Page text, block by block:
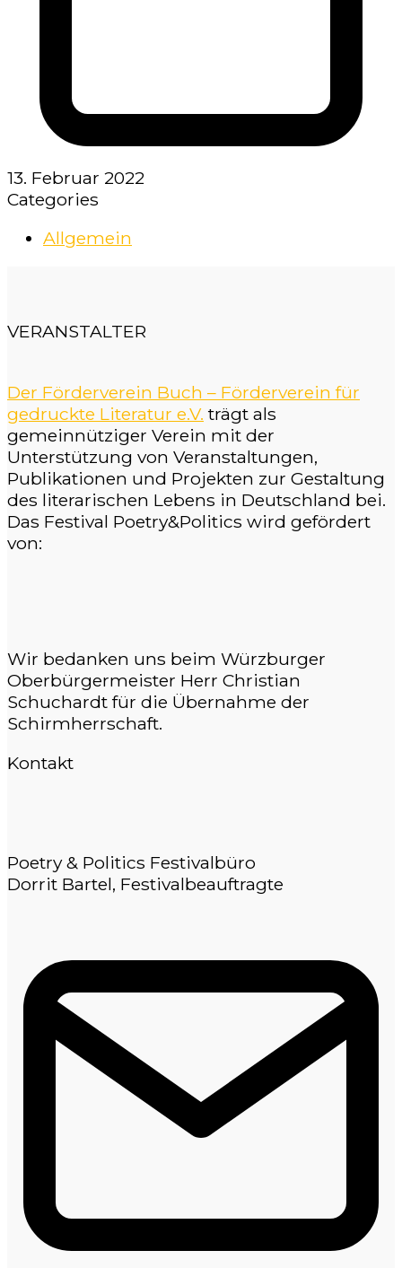
13. Februar 2022
Categories
Allgemein
VERANSTALTER
Der Förderverein Buch – Förderverein für
gedruckte Literatur e.V. trägt als
gemeinnütziger Verein mit der
Unterstützung von Veranstaltungen,
Publikationen und Projekten zur Gestaltung
des literarischen Lebens in Deutschland bei.
Das Festival Poetry&Politics wird gefördert
von:
Wir bedanken uns beim Würzburger
Oberbürgermeister Herr Christian
Schuchardt für die Übernahme der
Schirmherrschaft.
Kontakt
Poetry & Politics Festivalbüro
Dorrit Bartel, Festivalbeauftragte